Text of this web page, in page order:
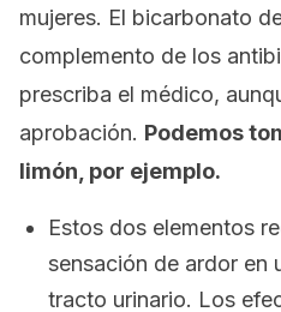
mujeres. El bicarbonato
complemento de los
prescriba el médico,
aprobación. Podemos
limón, por ejemplo.
Estos dos elementos
sensación de ardor en
tracto urinario. Los